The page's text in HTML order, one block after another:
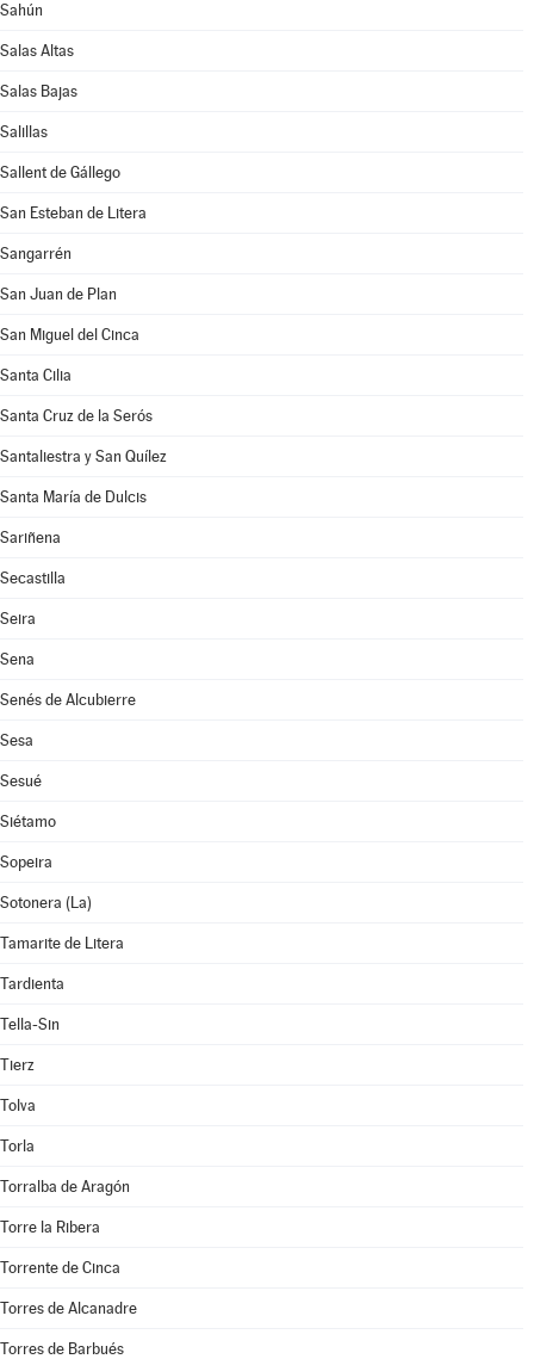
Sahún
Salas Altas
Salas Bajas
Salillas
Sallent de Gállego
San Esteban de Litera
Sangarrén
San Juan de Plan
San Miguel del Cinca
Santa Cilia
Santa Cruz de la Serós
Santaliestra y San Quílez
Santa María de Dulcis
Sariñena
Secastilla
Seira
Sena
Senés de Alcubierre
Sesa
Sesué
Siétamo
Sopeira
Sotonera (La)
Tamarite de Litera
Tardienta
Tella-Sin
Tierz
Tolva
Torla
Torralba de Aragón
Torre la Ribera
Torrente de Cinca
Torres de Alcanadre
Torres de Barbués